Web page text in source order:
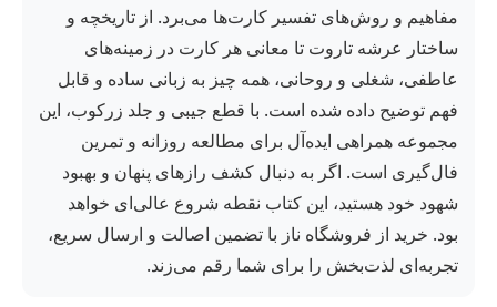
مفاهیم و روش‌های تفسیر کارت‌ها می‌برد. از تاریخچه و
ساختار عرشه تاروت تا معانی هر کارت در زمینه‌های
عاطفی، شغلی و روحانی، همه چیز به زبانی ساده و قابل
فهم توضیح داده شده است. با قطع جیبی و جلد زرکوب، این
مجموعه همراهی ایده‌آل برای مطالعه روزانه و تمرین
فال‌گیری است. اگر به دنبال کشف رازهای پنهان و بهبود
شهود خود هستید، این کتاب نقطه شروع عالی‌ای خواهد
بود. خرید از فروشگاه ناز با تضمین اصالت و ارسال سریع،
تجربه‌ای لذت‌بخش را برای شما رقم می‌زند.